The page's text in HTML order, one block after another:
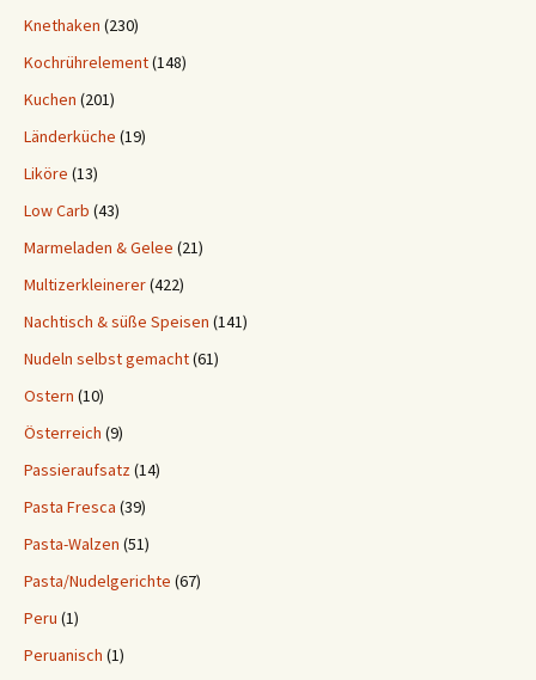
Knethaken (230)
Kochrührelement(148)
Kuchen (201)
Länderküche (19)
Liköre (13)
Low Carb (43)
Marmeladen & Gelee (21)
Multizerkleinerer(422)
Nachtisch & süße Speisen (141)
Nudeln selbst gemacht(61)
Ostern (10)
Österreich (9)
Passieraufsatz(14)
Pasta Fresca (39)
Pasta-Walzen (51)
Pasta/Nudelgerichte (67)
Peru (1)
Peruanisch (1)